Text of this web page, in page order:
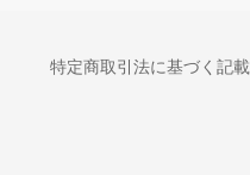
特定商取引法に基づく記載